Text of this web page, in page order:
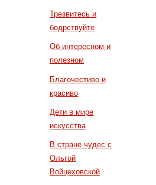
Трезвитесь и
бодрствуйте
Об интересном и
полезном
Благочестиво и
красиво
Дети в мире
искусства
В стране чудес с
Ольгой
Войцеховской